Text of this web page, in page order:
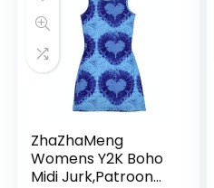
ZhaZhaMeng
Womens Y2K Boho
Midi Jurk,Patroon